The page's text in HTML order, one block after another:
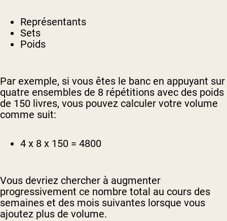
Représentants
Sets
Poids
Par exemple, si vous êtes le banc en appuyant sur
quatre ensembles de 8 répétitions avec des poids
de 150 livres, vous pouvez calculer votre volume
comme suit:
4 x 8 x 150 = 4800
Vous devriez chercher à augmenter
progressivement ce nombre total au cours des
semaines et des mois suivantes lorsque vous
ajoutez plus de volume.